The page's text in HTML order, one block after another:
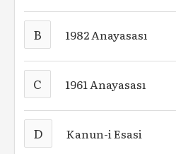
B 1982 Anayasası
C 1961 Anayasası
D Kanun-i Esasi